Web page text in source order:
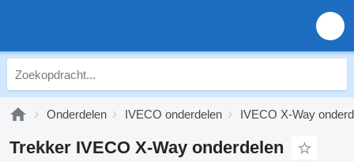
Onderdelen IVECO onderdelen IVECO X-Way
Trekker IVECO X-Way onderdelen